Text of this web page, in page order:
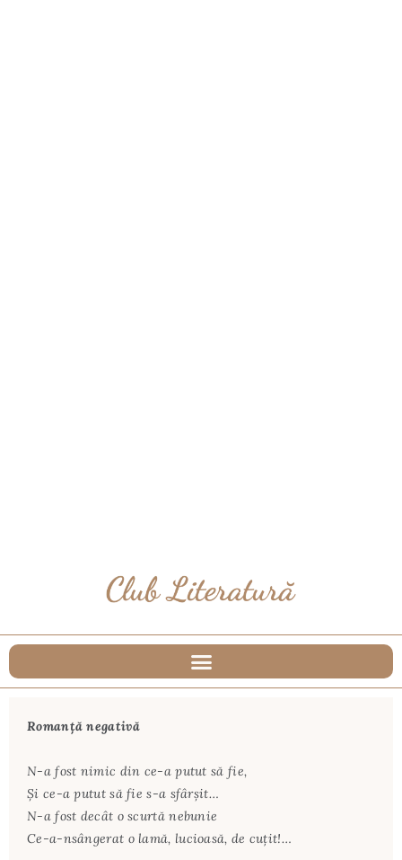
Romanţă negativă
N-a fost nimic din ce-a putut să fie,
Şi ce-a putut să fie s-a sfârşit…
N-a fost decât o scurtă nebunie
Ce-a-nsângerat o lamă, lucioasă, de cuţit!…